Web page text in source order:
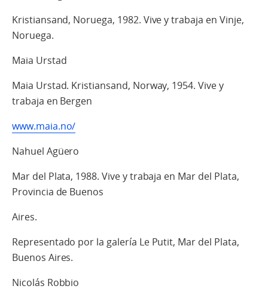
Kristiansand, Noruega, 1982. Vive y trabaja en Vinje,
Noruega.
Maia Urstad
Maia Urstad. Kristiansand, Norway, 1954. Vive y
trabaja en Bergen
www.maia.no/
Nahuel Agüero
Mar del Plata, 1988. Vive y trabaja en Mar del Plata,
Provincia de Buenos
Aires.
Representado por la galería Le Putit, Mar del Plata,
Buenos Aires.
Nicolás Robbio